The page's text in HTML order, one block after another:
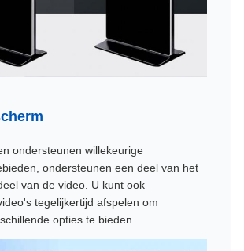
ondersteunen willekeurige
ondersteunen een deel van het
van de video. U kunt ook
tegelijkertijd afspelen om
opties te bieden.